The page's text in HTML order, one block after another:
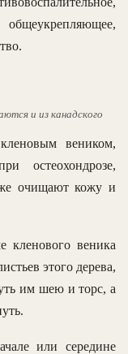
и из канадского
веником,
остеохондрозе,
очищают кожу и
кленового веника
этого дерева,
им шею и торс, а
или середине